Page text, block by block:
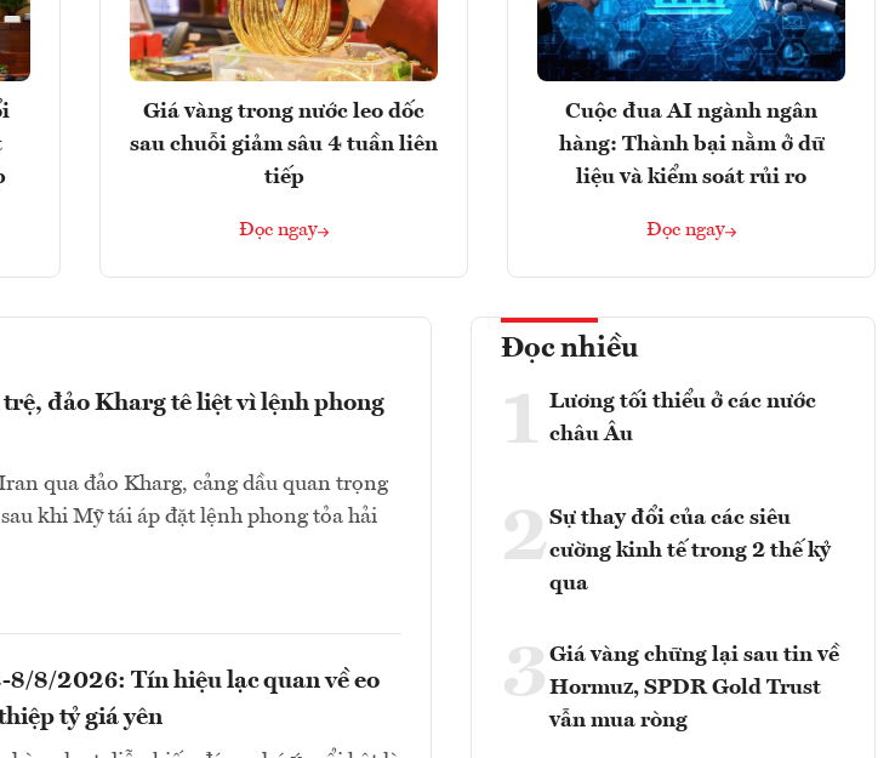
Giá vàng trong nước leo dốc
sau chuỗi giảm sâu 4 tuần liên
tiếp
Đọc ngay
Cuộc đua AI ngành ngân
hàng: Thành bại nằm ở dữ
liệu và kiểm soát rủi ro
Đọc ngay
đảo Kharg tê liệt vì lệnh phong
qua đảo Kharg, cảng dầu quan trọng
khi Mỹ tái áp đặt lệnh phong tỏa hải
8/2026: Tín hiệu lạc quan về eo
tỷ giá yên
Đọc nhiều
1 Lương tối thiểu ở các nước
châu Âu
2Sự thay đổi của các siêu
cường kinh tế trong 2 thế kỷ
qua
3 Giá vàng chững lại sau tin về
Hormuz, SPDR Gold Trust
vẫn mua ròng